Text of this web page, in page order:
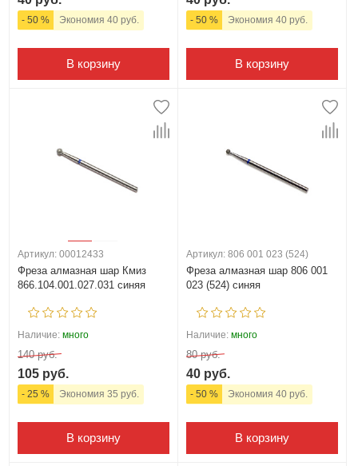
- 50 % Экономия 40 руб.
В корзину
- 50 % Экономия 40 руб.
В корзину
Артикул: 00012433
Фреза алмазная шар Кмиз
866.104.001.027.031 синяя
Наличие: много
140 руб.
105 руб.
- 25 % Экономия 35 руб.
В корзину
Артикул: 806 001 023 (524)
Фреза алмазная шар 806 001
023 (524) синяя
Наличие: много
80 руб.
40 руб.
- 50 % Экономия 40 руб.
В корзину